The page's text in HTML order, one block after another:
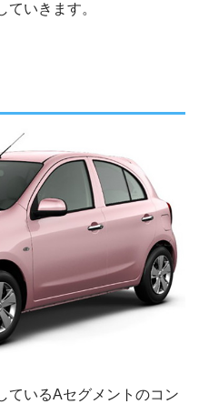
ていきます。
ているAセグメントのコン